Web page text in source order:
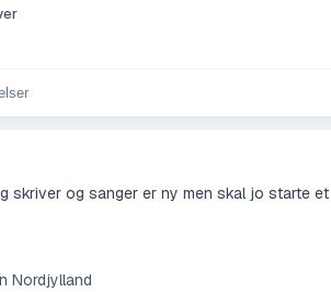
skriver og sanger er ny men skal jo starte
Nordjylland